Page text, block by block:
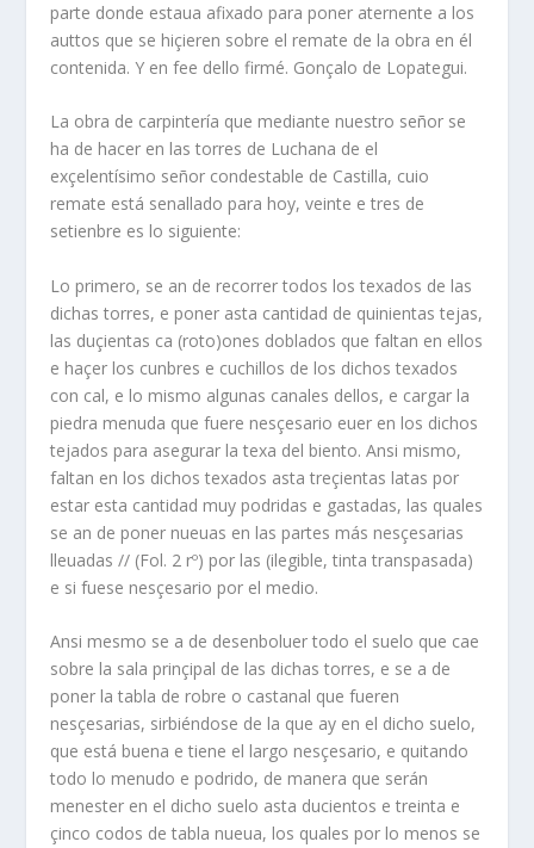
parte donde estaua afixado para poner aternente a los
auttos que se hiçieren sobre el remate de la obra en él
contenida. Y en fee dello firmé. Gonçalo de Lopategui.
La obra de carpintería que mediante nuestro señor se
ha de hacer en las torres de Luchana de el
exçelentísimo señor condestable de Castilla, cuio
remate está senallado para hoy, veinte e tres de
setienbre es lo siguiente:
Lo primero, se an de recorrer todos los texados de las
dichas torres, e poner asta cantidad de quinientas tejas,
las duçientas ca (roto)ones doblados que faltan en ellos
e haçer los cunbres e cuchillos de los dichos texados
con cal, e lo mismo algunas canales dellos, e cargar la
piedra menuda que fuere nesçesario euer en los dichos
tejados para asegurar la texa del biento. Ansi mismo,
faltan en los dichos texados asta treçientas latas por
estar esta cantidad muy podridas e gastadas, las quales
se an de poner nueuas en las partes más nesçesarias
lleuadas // (Fol. 2 rº) por las (ilegible, tinta transpasada)
e si fuese nesçesario por el medio.
Ansi mesmo se a de desenboluer todo el suelo que cae
sobre la sala prinçipal de las dichas torres, e se a de
poner la tabla de robre o castanal que fueren
nesçesarias, sirbiéndose de la que ay en el dicho suelo,
que está buena e tiene el largo nesçesario, e quitando
todo lo menudo e podrido, de manera que serán
menester en el dicho suelo asta ducientos e treinta e
çinco codos de tabla nueua, los quales por lo menos se